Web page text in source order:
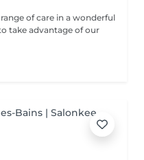
of care in a wonderful